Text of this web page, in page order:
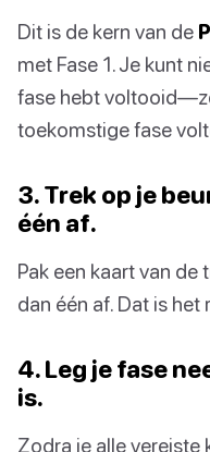
Dit is de kern van de
met Fase 1. Je kunt
fase hebt
toekomstige fase
3. Trek op je
één af.
Pak een kaart van
dan één af. Dat is het
4. Leg je fase
is.
Zodra je alle vereiste